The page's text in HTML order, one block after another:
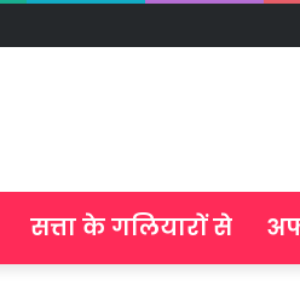
सत्ता के गलियारों से